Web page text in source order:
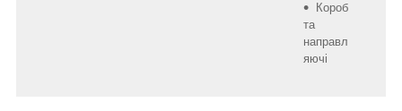
Короб
та
направл
яючі